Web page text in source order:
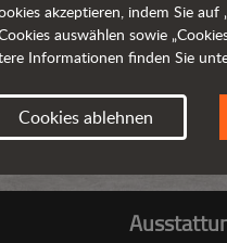
akzeptieren, indem Sie auf
auswählen sowie
Informationen finden Sie
Cookies ablehnen